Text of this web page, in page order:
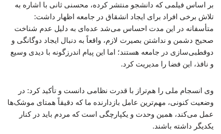
بر اساس فیلمی که دانشجو منتشر کرده، محسنی ثانی با اشاره به
تلاش برخی افراد برای ایجاد انشقاق در جامعه اظهار داشت:
متأسفانه در این مدت احساس می‌شد عده‌ای به دلیل عدم شناخت
صحیح دشمن و نداشتن بصیرت لازم، واقعاً به دنبال ایجاد دوگانگی و
دوقطبی‌سازی در جامعه هستند؛ اما این پیام اندرزگونه با دیدی وسیع
و نافذ، این فضا را مدیریت کرد.
وی انسجام ملی را هم‌تراز با قدرت نظامی دانست و تأکید کرد: در
وضعیت کنونی، مهم‌ترین عامل بازدارنده ما که دقیقاً همتای موشک‌ها
عمل می‌کند، همین وحدت و یکپارچگی است که مردم باید در کنار
یکدیگر داشته باشند.